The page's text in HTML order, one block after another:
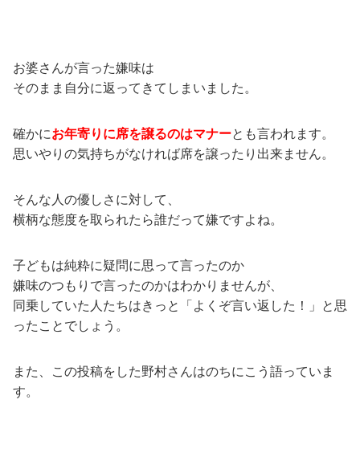
お婆さんが言った嫌味は
そのまま自分に返ってきてしまいました。
確かにお年寄りに席を譲るのはマナーとも言われます。
思いやりの気持ちがなければ席を譲ったり出来ません。
そんな人の優しさに対して、
横柄な態度を取られたら誰だって嫌ですよね。
子どもは純粋に疑問に思って言ったのか
嫌味のつもりで言ったのかはわかりませんが、
同乗していた人たちはきっと「よくぞ言い返した！」と思
ったことでしょう。
また、この投稿をした野村さんはのちにこう語っていま
す。